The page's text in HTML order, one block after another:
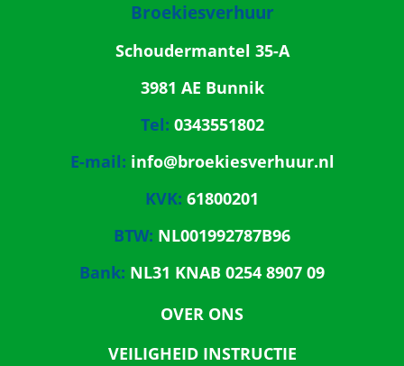
Broekiesverhuur
Schoudermantel 35-A
3981 AE Bunnik
Tel: 0343551802
E-mail: info@broekiesverhuur.nl
KVK: 61800201
BTW: NL001992787B96
Bank: NL31 KNAB 0254 8907 09
OVER ONS
VEILIGHEID INSTRUCTIE